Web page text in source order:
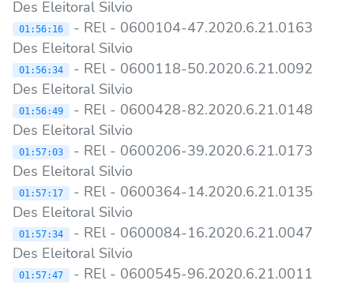
Des Eleitoral Silvio
01:56:16
- REl - 0600104-47.2020.6.21.0163
Des Eleitoral Silvio
01:56:34
- REl - 0600118-50.2020.6.21.0092
Des Eleitoral Silvio
01:56:49
- REl - 0600428-82.2020.6.21.0148
Des Eleitoral Silvio
01:57:03
- REl - 0600206-39.2020.6.21.0173
Des Eleitoral Silvio
01:57:17
- REl - 0600364-14.2020.6.21.0135
Des Eleitoral Silvio
01:57:34
- REl - 0600084-16.2020.6.21.0047
Des Eleitoral Silvio
01:57:47 - REl - 0600545-96.2020.6.21.0011